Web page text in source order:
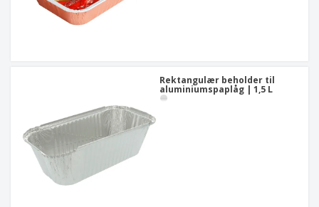
Rektangulær beholder til
aluminiumspaplåg | 1,5 L